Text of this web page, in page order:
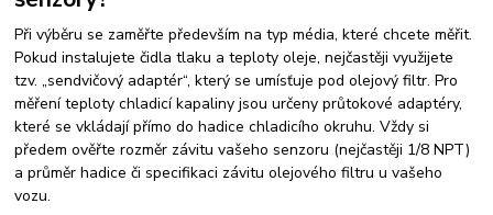
Při výběru se zaměřte především na typ média, které chcete měřit.
Pokud instalujete čidla tlaku a teploty oleje, nejčastěji využijete
tzv. „sendvičový adaptér“, který se umísťuje pod olejový filtr. Pro
měření teploty chladicí kapaliny jsou určeny průtokové adaptéry,
které se vkládají přímo do hadice chladicího okruhu. Vždy si
předem ověřte rozměr závitu vašeho senzoru (nejčastěji 1/8 NPT)
a průměr hadice či specifikaci závitu olejového filtru u vašeho
vozu.